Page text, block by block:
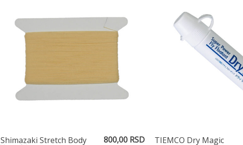
Shimazaki Stretch Body 800,00 RSD TIEMCO Dry Magic